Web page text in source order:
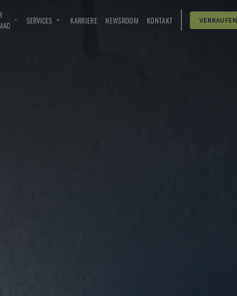
SERVICES KARRIERE NEWSROOM KONTAKT VERKAUFEN